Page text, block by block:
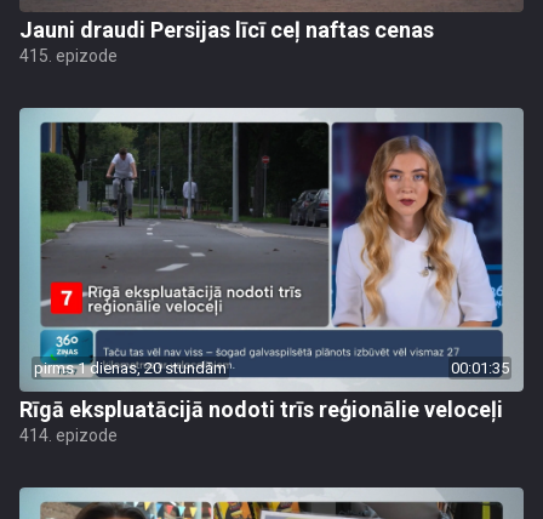
Jauni draudi Persijas līcī ceļ naftas cenas
415. epizode
pirms 1 dienas, 20 stundām 00:01:35
Rīgā ekspluatācijā nodoti trīs reģionālie veloceļi
414. epizode